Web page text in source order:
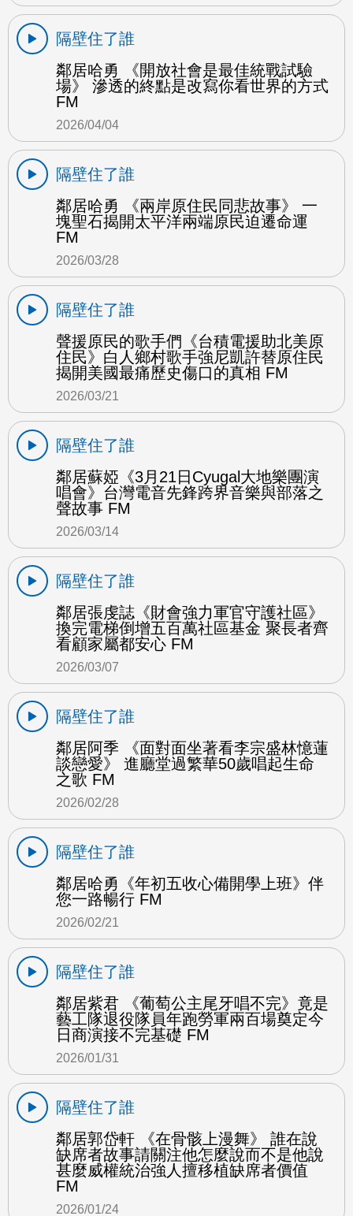
隔壁住了誰
鄰居哈勇 《開放社會是最佳統戰試驗
場》 滲透的終點是改寫你看世界的方式
FM
2026/04/04
隔壁住了誰
鄰居哈勇 《兩岸原住民同悲故事》 一
塊聖石揭開太平洋兩端原民迫遷命運
FM
2026/03/28
隔壁住了誰
聲援原民的歌手們《台積電援助北美原
住民》白人鄉村歌手強尼凱許替原住民
揭開美國最痛歷史傷口的真相 FM
2026/03/21
隔壁住了誰
鄰居蘇婭《3月21日Cyugal大地樂團演
唱會》台灣電音先鋒跨界音樂與部落之
聲故事 FM
2026/03/14
隔壁住了誰
鄰居張虔誌《財會強力軍官守護社區》
換完電梯倒增五百萬社區基金 聚長者齊
看顧家屬都安心 FM
2026/03/07
隔壁住了誰
鄰居阿季 《面對面坐著看李宗盛林憶蓮
談戀愛》 進廳堂過繁華50歲唱起生命
之歌 FM
2026/02/28
隔壁住了誰
鄰居哈勇《年初五收心備開學上班》伴
您一路暢行 FM
2026/02/21
隔壁住了誰
鄰居紫君 《葡萄公主尾牙唱不完》竟是
藝工隊退役隊員年跑勞軍兩百場奠定今
日商演接不完基礎 FM
2026/01/31
隔壁住了誰
鄰居郭岱軒 《在骨骸上漫舞》 誰在說
缺席者故事請關注他怎麼說而不是他說
甚麼威權統治強人擅移植缺席者價值
FM
2026/01/24